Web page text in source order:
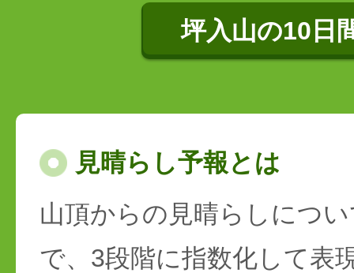
坪入山の10日
見晴らし予報とは
山頂からの見晴らしにつ
で、3段階に指数化して表